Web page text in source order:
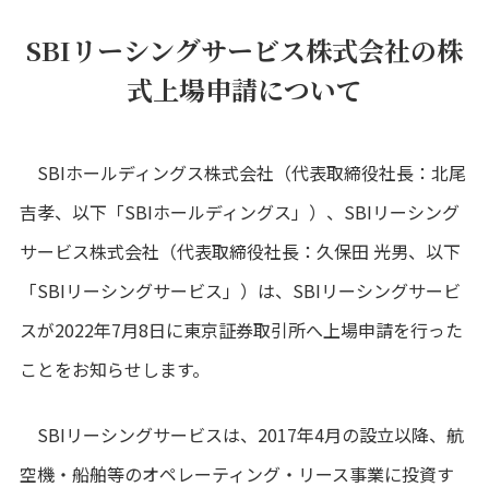
SBIリーシングサービス株式会社の株
式上場申請について
SBIホールディングス株式会社（代表取締役社長：北尾
吉孝、以下「SBIホールディングス」）、SBIリーシング
サービス株式会社（代表取締役社長：久保田 光男、以下
「SBIリーシングサービス」）は、SBIリーシングサービ
スが2022年7月8日に東京証券取引所へ上場申請を行った
ことをお知らせします。
SBIリーシングサービスは、2017年4月の設立以降、航
空機・船舶等のオペレーティング・リース事業に投資す